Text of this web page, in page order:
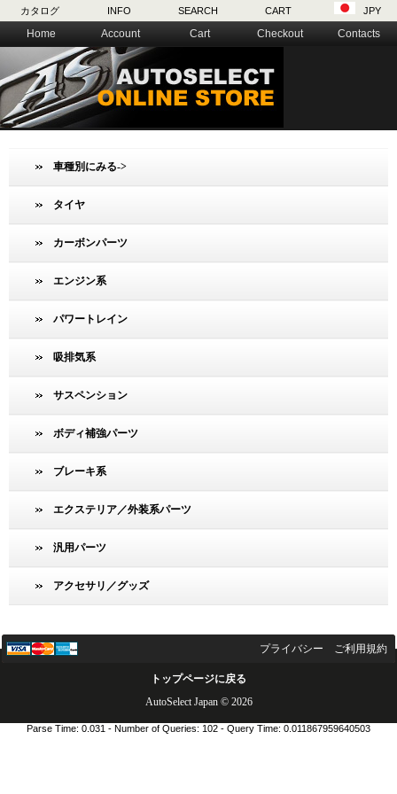
カタログ INFO SEARCH CART JPY
Home Account Cart Checkout Contacts
車種別にみる->
タイヤ
カーボンパーツ
エンジン系
パワートレイン
吸排気系
サスペンション
ボディ補強パーツ
ブレーキ系
エクステリア／外装系パーツ
汎用パーツ
アクセサリ／グッズ
プライバシー ご利用規約
トップページに戻る
AutoSelect Japan © 2026
Parse Time: 0.031 - Number of Queries: 102 - Query Time: 0.011867959640503